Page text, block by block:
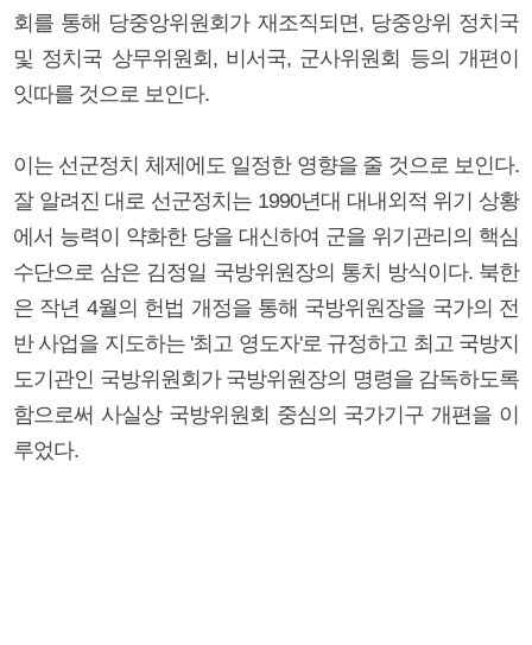
회를 통해 당중앙위원회가 재조직되면, 당중앙위 정치국
및 정치국 상무위원회, 비서국, 군사위원회 등의 개편이
잇따를 것으로 보인다.
이는 선군정치 체제에도 일정한 영향을 줄 것으로 보인다.
잘 알려진 대로 선군정치는 1990년대 대내외적 위기 상황
에서 능력이 약화한 당을 대신하여 군을 위기관리의 핵심
수단으로 삼은 김정일 국방위원장의 통치 방식이다. 북한
은 작년 4월의 헌법 개정을 통해 국방위원장을 국가의 전
반 사업을 지도하는 '최고 영도자'로 규정하고 최고 국방지
도기관인 국방위원회가 국방위원장의 명령을 감독하도록
함으로써 사실상 국방위원회 중심의 국가기구 개편을 이
루었다.